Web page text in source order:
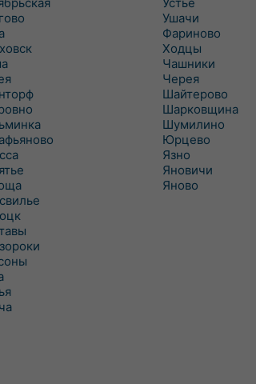
Ушачи
Фариново
Ходцы
Чашники
Черея
Шайтерово
Шарковщина
Шумилино
Юрцево
Язно
Яновичи
Яново